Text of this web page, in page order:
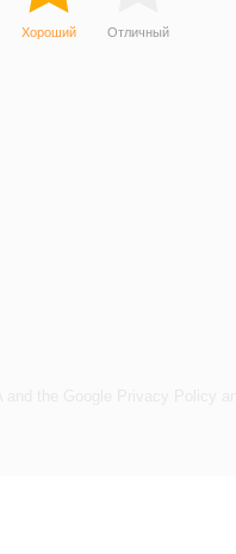
Хороший Отличный